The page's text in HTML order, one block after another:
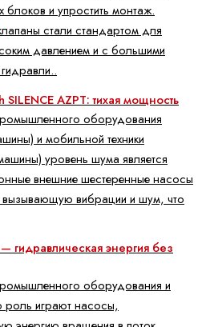
блоков и упростить монтаж.
стали стандартом для
давлением и с большими
SILENCE AZPT: тихая мощность
оборудования
и мобильной техники
уровень шума является
внешние шестеренные насосы
вибрации и шум, что
гидравлическая энергия без
оборудования и
роль играют насосы,